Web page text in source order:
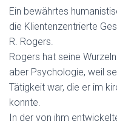
Ein bewährtes
die Klientenzentrierte
R. Rogers.
Rogers hat seine
aber Psychologie, weil
Tätigkeit war, die er im
konnte.
In der von ihm